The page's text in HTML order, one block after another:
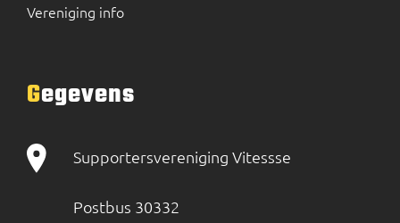
Vereniging info
Gegevens
Supportersvereniging Vitessse
Postbus 30332